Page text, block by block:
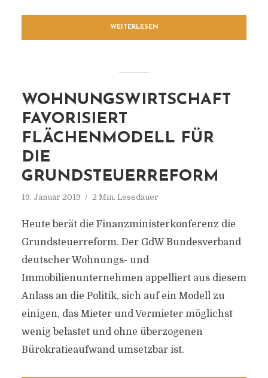
WEITERLESEN
WOHNUNGSWIRTSCHAFT
FAVORISIERT
FLÄCHENMODELL FÜR
DIE
GRUNDSTEUERREFORM
19. Januar 2019 2 Min. Lesedauer
Heute berät die Finanzministerkonferenz die
Grundsteuerreform. Der GdW Bundesverband
deutscher Wohnungs- und
Immobilienunternehmen appelliert aus diesem
Anlass an die Politik, sich auf ein Modell zu
einigen, das Mieter und Vermieter möglichst
wenig belastet und ohne überzogenen
Bürokratieaufwand umsetzbar ist.